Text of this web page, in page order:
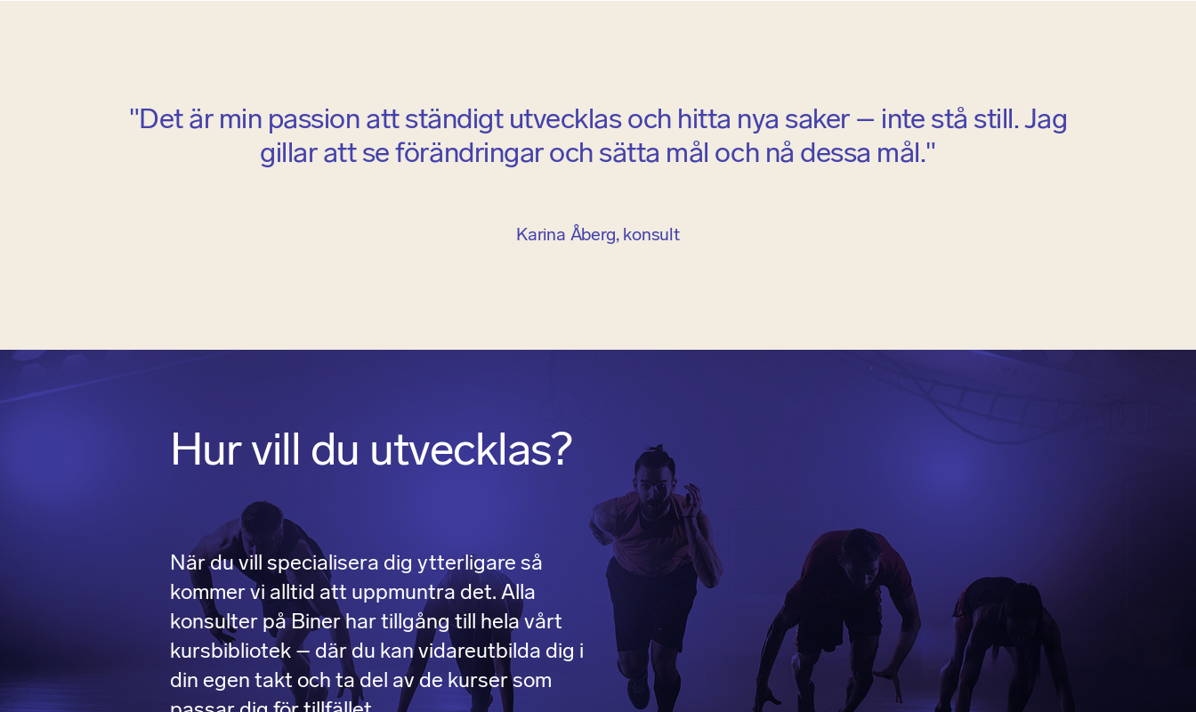
"Det är min passion att ständigt utvecklas och hitta nya saker – inte stå still. Jag
gillar att se förändringar och sätta mål och nå dessa mål."
Karina Åberg, konsult
Hur vill du utvecklas?
När du vill specialisera dig ytterligare så
kommer vi alltid att uppmuntra det. Alla
konsulter på Biner har tillgång till hela vårt
kursbibliotek – där du kan vidareutbilda dig i
din egen takt och ta del av de kurser som